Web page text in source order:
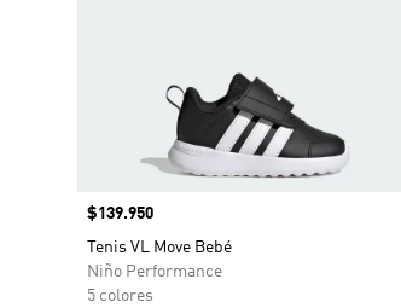
Precio
$139.950
Tenis VL Move Bebé
Niño Performance
5 colores